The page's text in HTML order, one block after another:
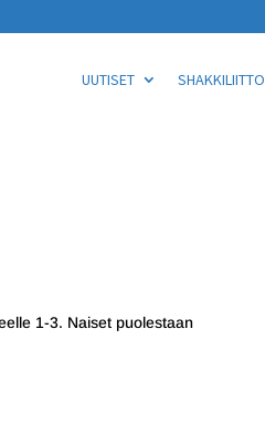
UUTISET SHAKKILIITTO
1-3. Naiset puolestaan